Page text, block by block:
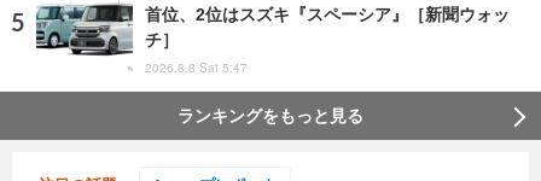
首位、2位はスズキ『スペーシア』［新聞ウォッ
チ］
2026.8.8 Sat 5:47
ランキングをもっと見る